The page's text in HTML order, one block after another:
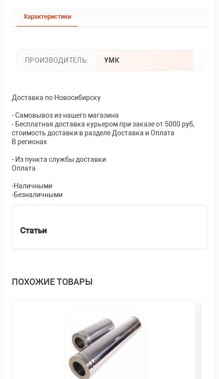
Характеристики
ПРОИЗВОДИТЕЛЬ: УМК
Доставка по Новосибирску
- Самовывоз из нашего магазина
- Бесплатная доставка курьером при заказе от 5000 руб,
стоимость доставки в разделе Доставка и Оплата
В регионах
- Из пункта службы доставки
Оплата
-Наличными
-Безналичными
Статьи
ПОХОЖИЕ ТОВАРЫ